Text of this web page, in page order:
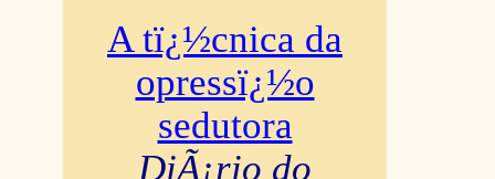
A tï¿½cnica da
opressï¿½o
sedutora
DiÃ¡rio do